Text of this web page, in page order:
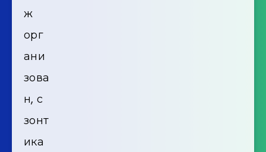
ж
орг
ани
зова
н, с
зонт
ика